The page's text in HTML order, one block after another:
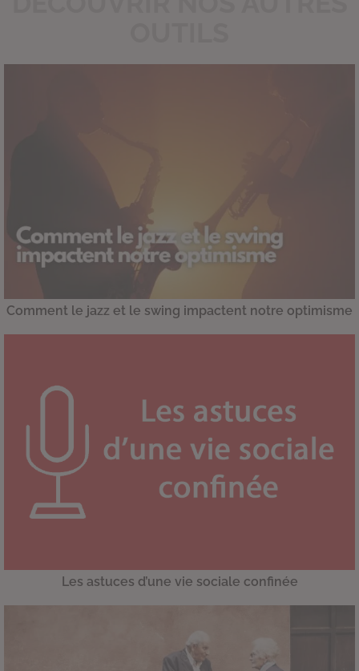
Comment le jazz et le swing impactent notre optimisme
Les astuces d’une vie sociale confinée